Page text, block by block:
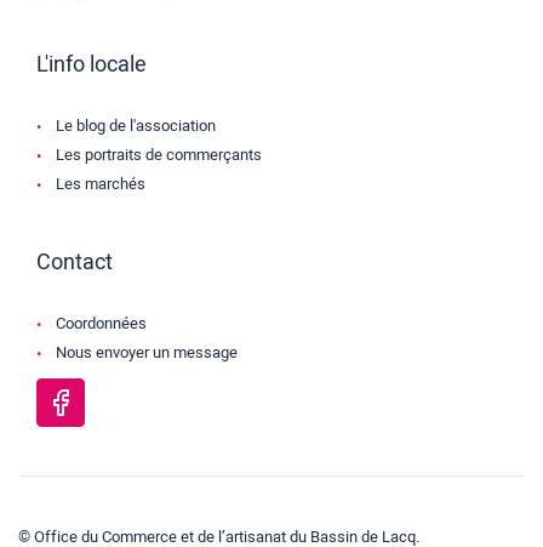
L'info locale
Le blog de l'association
Les portraits de commerçants
Les marchés
Contact
Coordonnées
Nous envoyer un message
© Office du Commerce et de l’artisanat du Bassin de Lacq.